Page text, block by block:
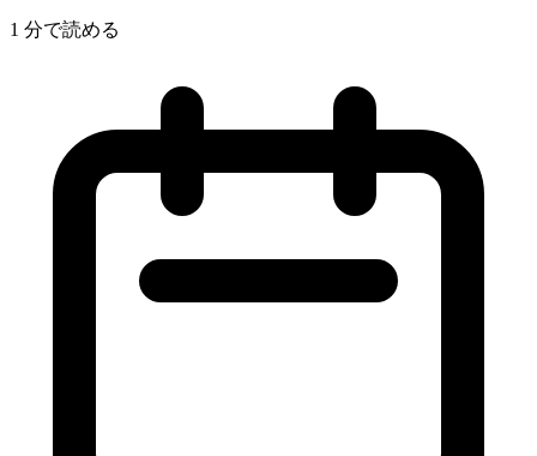
1 分で読める